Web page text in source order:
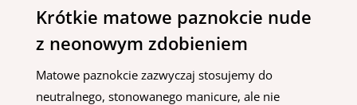
Krótkie matowe paznokcie nude
z neonowym zdobieniem
Matowe paznokcie zazwyczaj stosujemy do
neutralnego, stonowanego manicure, ale nie